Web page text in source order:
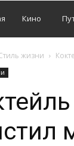
Кино
жизни